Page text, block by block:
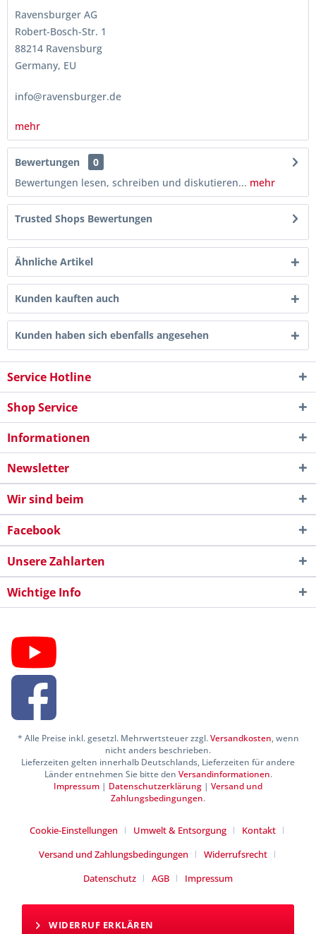
Ravensburger AG
Robert-Bosch-Str. 1
88214 Ravensburg
Germany, EU
info@ravensburger.de
mehr
Bewertungen
0
Bewertungen lesen, schreiben und diskutieren... mehr
Trusted Shops Bewertungen
Ähnliche Artikel
Kunden kauften auch
Kunden haben sich ebenfalls angesehen
Service Hotline
Shop Service
Informationen
Newsletter
Wir sind beim
Facebook
Unsere Zahlarten
Wichtige Info
* Alle Preise inkl. gesetzl. Mehrwertsteuer zzgl.Versandkosten, wenn
nicht anders beschrieben.
Lieferzeiten gelten innerhalb Deutschlands, Lieferzeiten für andere
Länder entnehmen Sie bitte den Versandinformationen.
Impressum | Datenschutzerklärung | Versand und
Zahlungsbedingungen.
Cookie-Einstellungen Umwelt & Entsorgung
Kontakt
Versand und Zahlungsbedingungen
Widerrufsrecht
Datenschutz
AGB Impressum
WIDERRUF ERKLÄREN